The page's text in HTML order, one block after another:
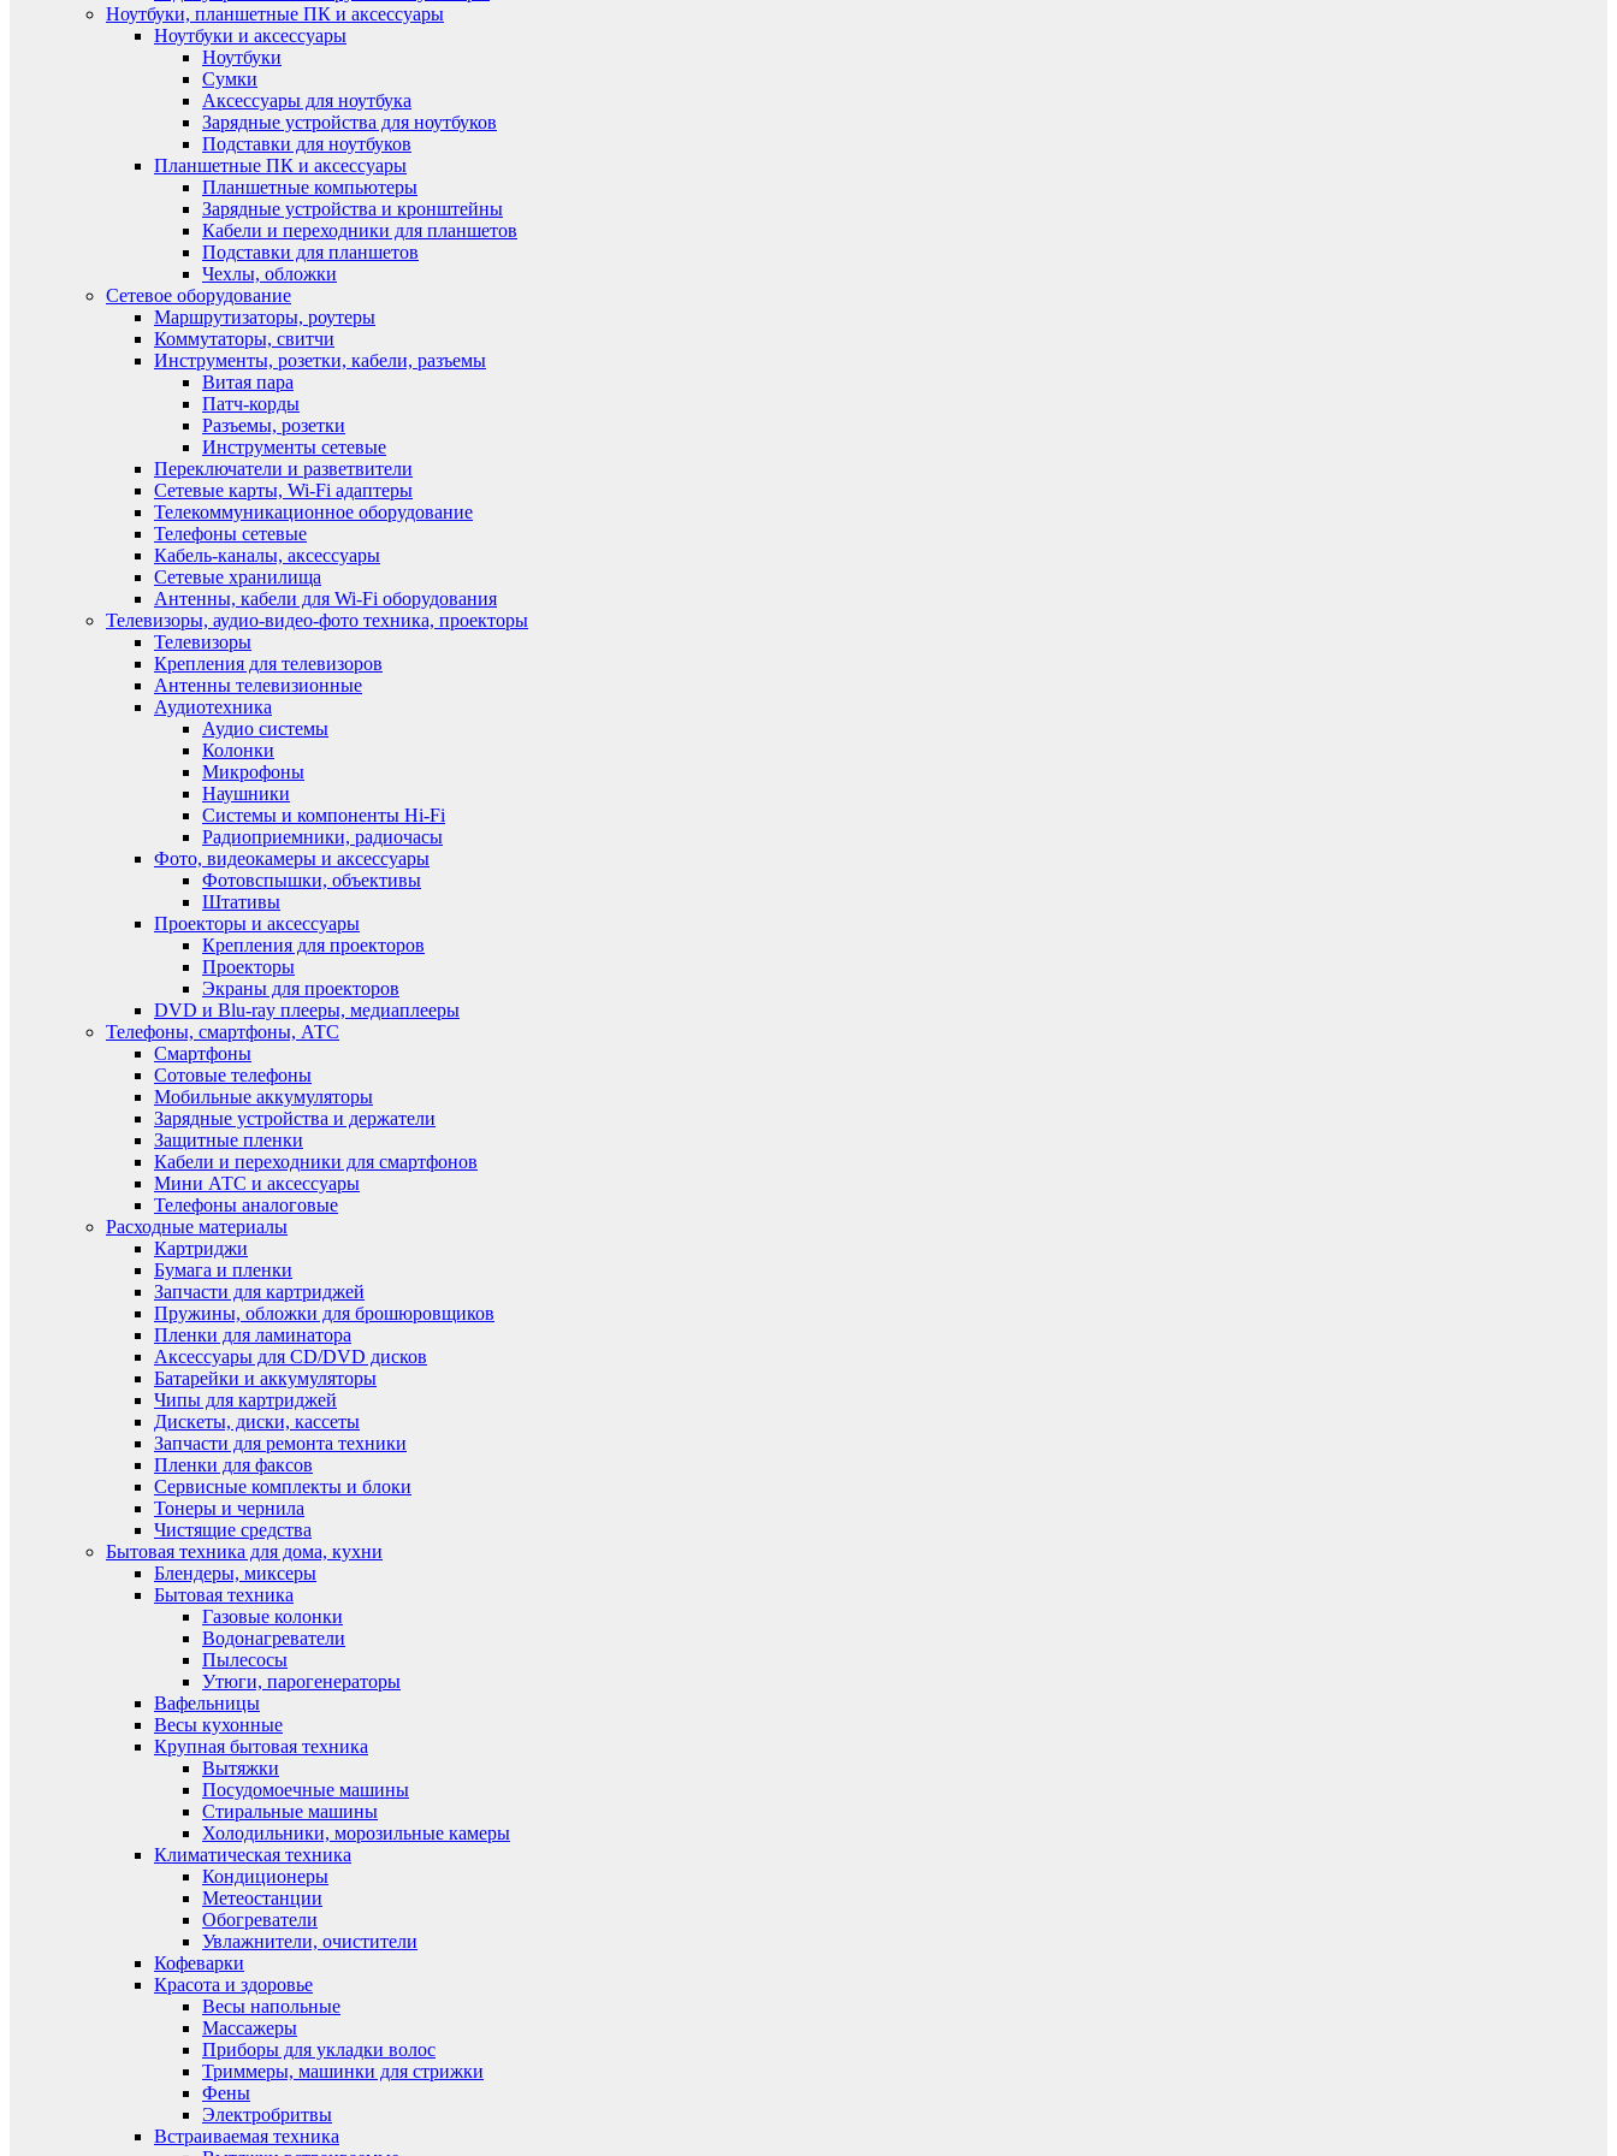
Ноутбуки, планшетные ПК и аксессуары
Ноутбуки и аксессуары
Ноутбуки
Сумки
Аксессуары для ноутбука
Зарядные устройства для ноутбуков
Подставки для ноутбуков
Планшетные ПК и аксессуары
Планшетные компьютеры
Зарядные устройства и кронштейны
Кабели и переходники для планшетов
Подставки для планшетов
Чехлы, обложки
Сетевое оборудование
Маршрутизаторы, роутеры
Коммутаторы, свитчи
Инструменты, розетки, кабели, разъемы
Витая пара
Патч-корды
Разъемы, розетки
Инструменты сетевые
Переключатели и разветвители
Сетевые карты, Wi-Fi адаптеры
Телекоммуникационное оборудование
Телефоны сетевые
Кабель-каналы, аксессуары
Сетевые хранилища
Антенны, кабели для Wi-Fi оборудования
Телевизоры, аудио-видео-фото техника, проекторы
Телевизоры
Крепления для телевизоров
Антенны телевизионные
Аудиотехника
Аудио системы
Колонки
Микрофоны
Наушники
Системы и компоненты Hi-Fi
Радиоприемники, радиочасы
Фото, видеокамеры и аксессуары
Фотовспышки, объективы
Штативы
Проекторы и аксессуары
Крепления для проекторов
Проекторы
Экраны для проекторов
DVD и Blu-ray плееры, медиаплееры
Телефоны, смартфоны, АТС
Смартфоны
Сотовые телефоны
Мобильные аккумуляторы
Зарядные устройства и держатели
Защитные пленки
Кабели и переходники для смартфонов
Мини АТС и аксессуары
Телефоны аналоговые
Расходные материалы
Картриджи
Бумага и пленки
Запчасти для картриджей
Пружины, обложки для брошюровщиков
Пленки для ламинатора
Аксессуары для CD/DVD дисков
Батарейки и аккумуляторы
Чипы для картриджей
Дискеты, диски, кассеты
Запчасти для ремонта техники
Пленки для факсов
Сервисные комплекты и блоки
Тонеры и чернила
Чистящие средства
Бытовая техника для дома, кухни
Блендеры, миксеры
Бытовая техника
Газовые колонки
Водонагреватели
Пылесосы
Утюги, парогенераторы
Вафельницы
Весы кухонные
Крупная бытовая техника
Вытяжки
Посудомоечные машины
Стиральные машины
Холодильники, морозильные камеры
Климатическая техника
Кондиционеры
Метеостанции
Обогреватели
Увлажнители, очистители
Кофеварки
Красота и здоровье
Весы напольные
Массажеры
Приборы для укладки волос
Триммеры, машинки для стрижки
Фены
Электробритвы
Встраиваемая техника